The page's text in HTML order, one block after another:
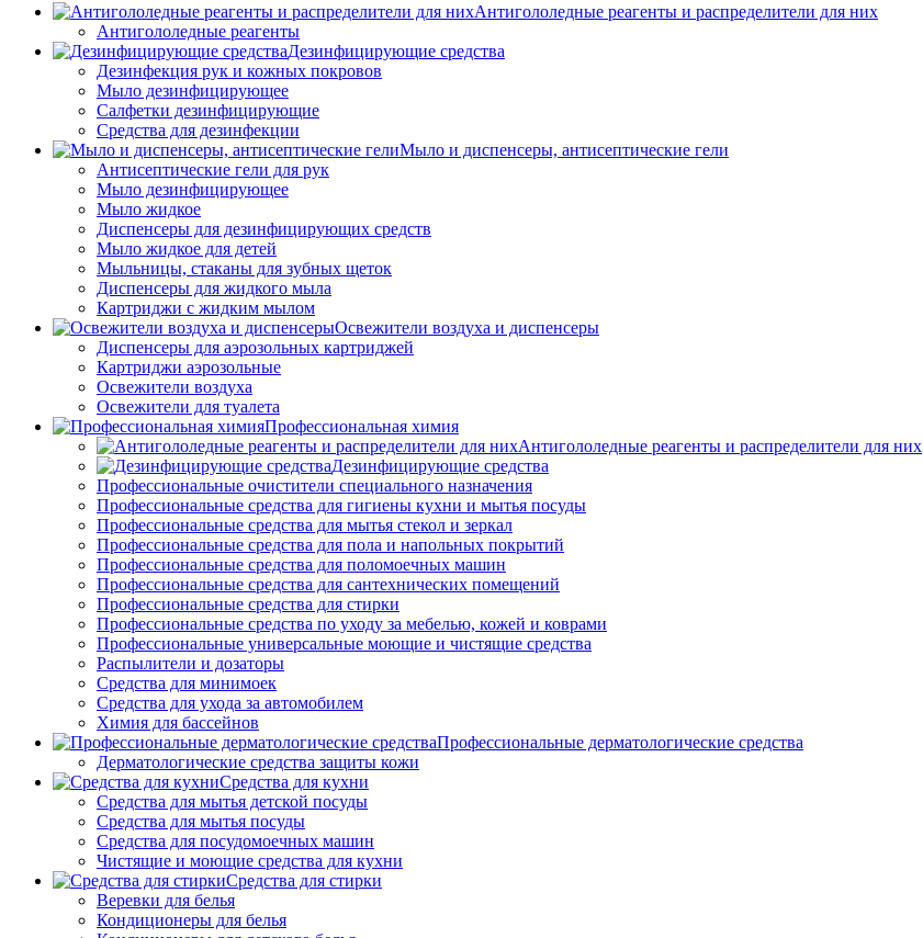
Антигололедные реагенты и распределители для них
Антигололедные реагенты
Дезинфицирующие средства
Дезинфекция рук и кожных покровов
Мыло дезинфицирующее
Салфетки дезинфицирующие
Средства для дезинфекции
Мыло и диспенсеры, антисептические гели
Антисептические гели для рук
Мыло дезинфицирующее
Мыло жидкое
Диспенсеры для дезинфицирующих средств
Мыло жидкое для детей
Мыльницы, стаканы для зубных щеток
Диспенсеры для жидкого мыла
Картриджи с жидким мылом
Освежители воздуха и диспенсеры
Диспенсеры для аэрозольных картриджей
Картриджи аэрозольные
Освежители воздуха
Освежители для туалета
Профессиональная химия
Антигололедные реагенты и распределители для них
Дезинфицирующие средства
Профессиональные очистители специального назначения
Профессиональные средства для гигиены кухни и мытья посуды
Профессиональные средства для мытья стекол и зеркал
Профессиональные средства для пола и напольных покрытий
Профессиональные средства для поломоечных машин
Профессиональные средства для сантехнических помещений
Профессиональные средства для стирки
Профессиональные средства по уходу за мебелью, кожей и коврами
Профессиональные универсальные моющие и чистящие средства
Распылители и дозаторы
Средства для минимоек
Средства для ухода за автомобилем
Химия для бассейнов
Профессиональные дерматологические средства
Дерматологические средства защиты кожи
Средства для кухни
Средства для мытья детской посуды
Средства для мытья посуды
Средства для посудомоечных машин
Чистящие и моющие средства для кухни
Средства для стирки
Веревки для белья
Кондиционеры для белья